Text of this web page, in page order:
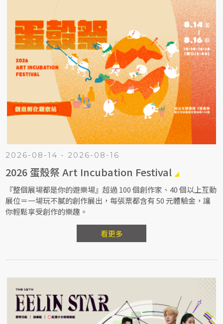
2026-08-14 - 2026-08-16
2026 蛋殼祭 Art Incubation Festival
『整個展場都是你的遊樂場』超過 100 個創作家、40 個以上互動
展位＝一場玩不膩的創作展出，每張票都含有 50 元體驗金，讓
你輕鬆享受創作的樂趣。
看更多